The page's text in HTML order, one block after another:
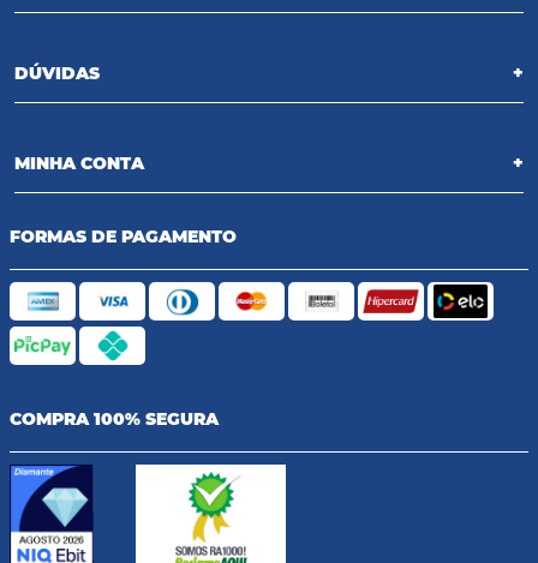
DÚVIDAS +
MINHA CONTA +
FORMAS DE PAGAMENTO
COMPRA 100% SEGURA